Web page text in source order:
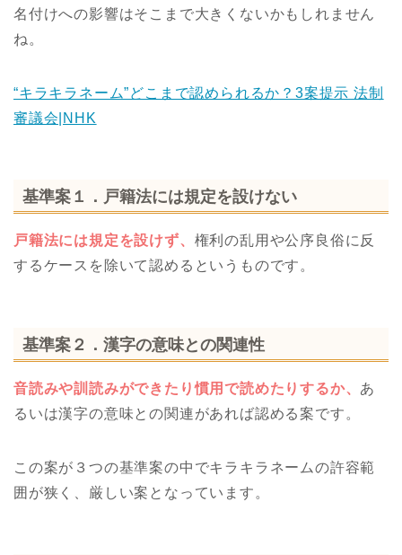
名付けへの影響はそこまで大きくないかもしれません
ね。
“キラキラネーム”どこまで認められるか？3案提示 法制
審議会|NHK
基準案１．戸籍法には規定を設けない
戸籍法には規定を設けず、 権利の乱用や公序良俗に反
するケースを除いて認めるというものです。
基準案２．漢字の意味との関連性
音読みや訓読みができたり慣用で読めたりするか、 あ
るいは漢字の意味との関連があれば認める案です。
この案が３つの基準案の中でキラキラネームの許容範
囲が狭く、厳しい案となっています。